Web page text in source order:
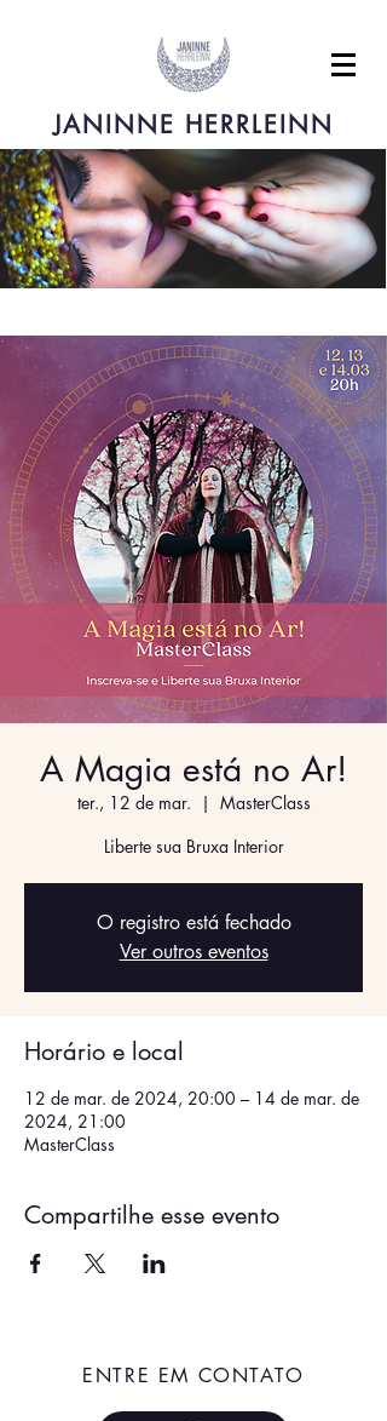
JANINNE HERRLEINN
A Magia está no Ar!
ter., 12 de mar.
  |
MasterClass
Liberte sua Bruxa Interior
O registro está fechado
Ver outros eventos
Horário e local
12 de mar. de 2024, 20:00 – 14 de mar. de
2024, 21:00
MasterClass
Compartilhe esse evento
ENTRE EM CONTATO